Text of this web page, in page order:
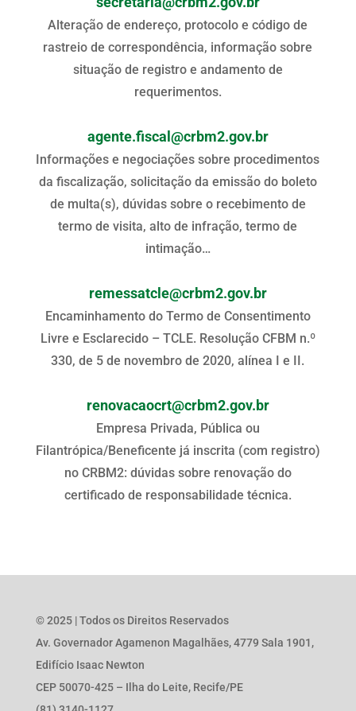
Alteração de endereço, protocolo e código de
rastreio de correspondência, informação sobre
situação de registro e andamento de
requerimentos.
agente.fiscal@crbm2.gov.br
Informações e negociações sobre procedimentos
da fiscalização, solicitação da emissão do boleto
de multa(s), dúvidas sobre o recebimento de
termo de visita, alto de infração, termo de
intimação…
remessatcle@crbm2.gov.br
Encaminhamento do Termo de Consentimento
Livre e Esclarecido – TCLE. Resolução CFBM n.º
330, de 5 de novembro de 2020, alínea I e II.
renovacaocrt@crbm2.gov.br
Empresa Privada, Pública ou
Filantrópica/Beneficente já inscrita (com registro)
no CRBM2: dúvidas sobre renovação do
certificado de responsabilidade técnica.
© 2025 | Todos os Direitos Reservados
Av. Governador Agamenon Magalhães, 4779 Sala 1901,
Edifício Isaac Newton
CEP 50070-425 – Ilha do Leite, Recife/PE